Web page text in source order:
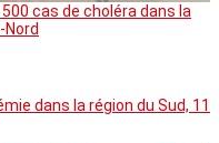
cas de choléra dans la
Nord
dans la région du Sud, 11